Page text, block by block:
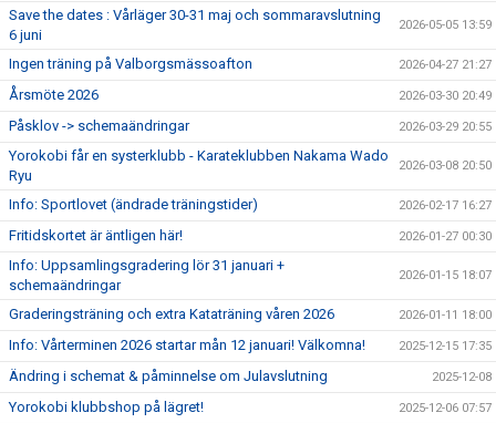
Save the dates : Vårläger 30-31 maj och sommaravslutning
6 juni
2026-05-05 13:59
Ingen träning på Valborgsmässoafton 2026-04-27 21:27
Årsmöte 2026 2026-03-30 20:49
Påsklov -> schemaändringar 2026-03-29 20:55
Yorokobi får en systerklubb - Karateklubben Nakama Wado
Ryu
2026-03-08 20:50
Info: Sportlovet (ändrade träningstider) 2026-02-17 16:27
Fritidskortet är äntligen här! 2026-01-27 00:30
Info: Uppsamlingsgradering lör 31 januari +
schemaändringar
2026-01-15 18:07
Graderingsträning och extra Kataträning våren 2026 2026-01-11 18:00
Info: Vårterminen 2026 startar mån 12 januari! Välkomna! 2025-12-15 17:35
Ändring i schemat & påminnelse om Julavslutning 2025-12-08
Yorokobi klubbshop på lägret! 2025-12-06 07:57